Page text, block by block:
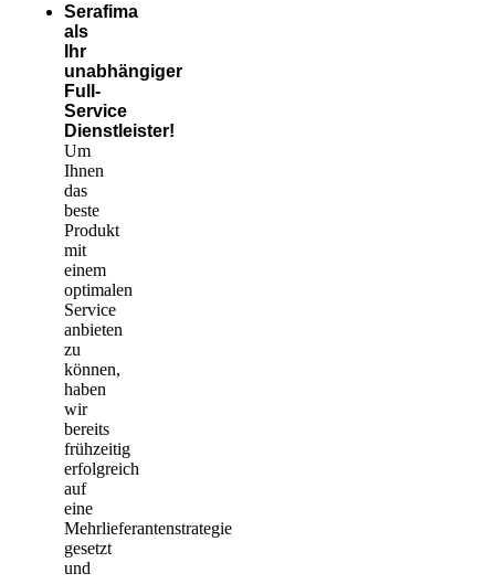
Serafima
als
Ihr
unabhängiger
Full-
Service
Dienstleister!
Um
Ihnen
das
beste
Produkt
mit
einem
optimalen
Service
anbieten
zu
können,
haben
wir
bereits
frühzeitig
erfolgreich
auf
eine
Mehrlieferantenstrategie
gesetzt
und